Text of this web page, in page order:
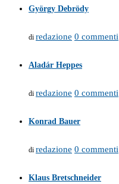
György Debrödy
di redazione 0 commenti
Aladár Heppes
di redazione 0 commenti
Konrad Bauer
di redazione 0 commenti
Klaus Bretschneider